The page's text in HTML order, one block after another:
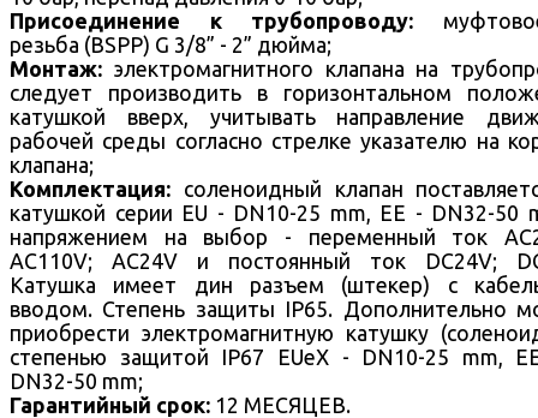
Присоединение к трубопроводу:
резьба (BSPP) G 3/8” - 2” дюйма;
Монтаж: электромагнитного клапана на
следует производить в горизонтальном
катушкой вверх, учитывать направление
рабочей среды согласно стрелке указателю на
клапана;
Комплектация: соленоидный клапан
катушкой серии EU - DN10-25 mm, EE - DN32-50
напряжением на выбор - переменный ток
AC110V; AC24V и постоянный ток DC24V;
Катушка имеет дин разъем (штекер) с
вводом. Степень защиты IP65. Дополнительно
приобрести электромагнитную катушку
степенью защитой IP67 EUeX - DN10-25 mm,
DN32-50 mm;
Гарантийный срок: 12 МЕСЯЦЕВ.